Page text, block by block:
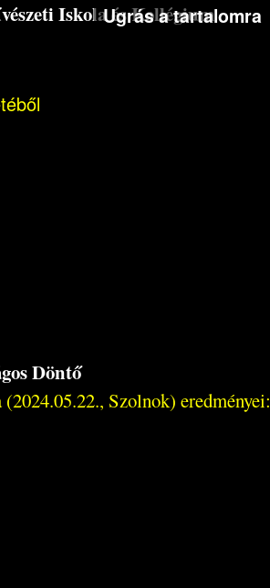
Ugrás a tartalomra
Iskola és Kollégium
Döntő
Szolnok) eredményei: